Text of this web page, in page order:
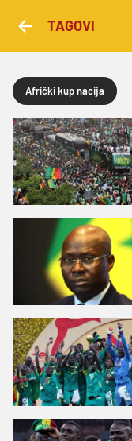
TAGOVI
Afrički kup nacija